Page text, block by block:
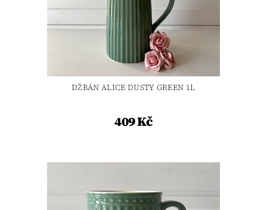
DŽBÁN ALICE DUSTY GREEN 1L
409 Kč